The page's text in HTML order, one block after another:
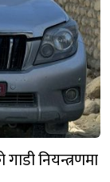
नियन्त्रणमा